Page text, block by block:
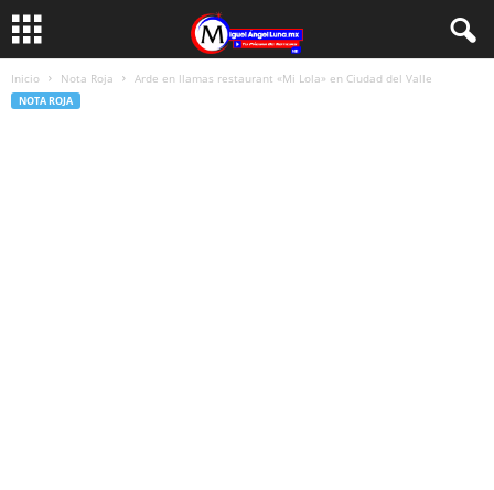
Inicio Nota Roja Arde en llamas restaurant «Mi Lola» en Ciudad del Valle
NOTA ROJA